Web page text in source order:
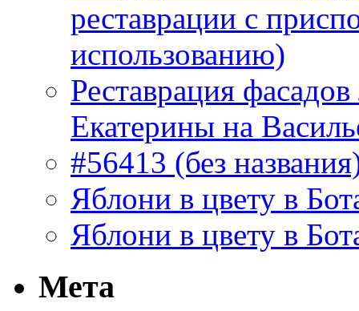
реставрации с
использованию)
Реставрация
Екатерины на
#56413 (без
Яблони в цвету в
Яблони в цвету в
Мета